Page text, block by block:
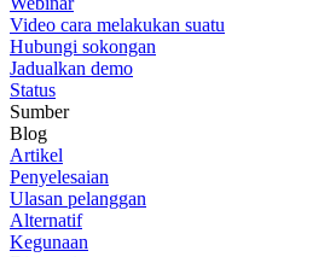
Video cara melakukan suatu
Hubungi sokongan
Jadualkan demo
Status
Sumber
Blog
Artikel
Penyelesaian
Ulasan pelanggan
Alternatif
Kegunaan